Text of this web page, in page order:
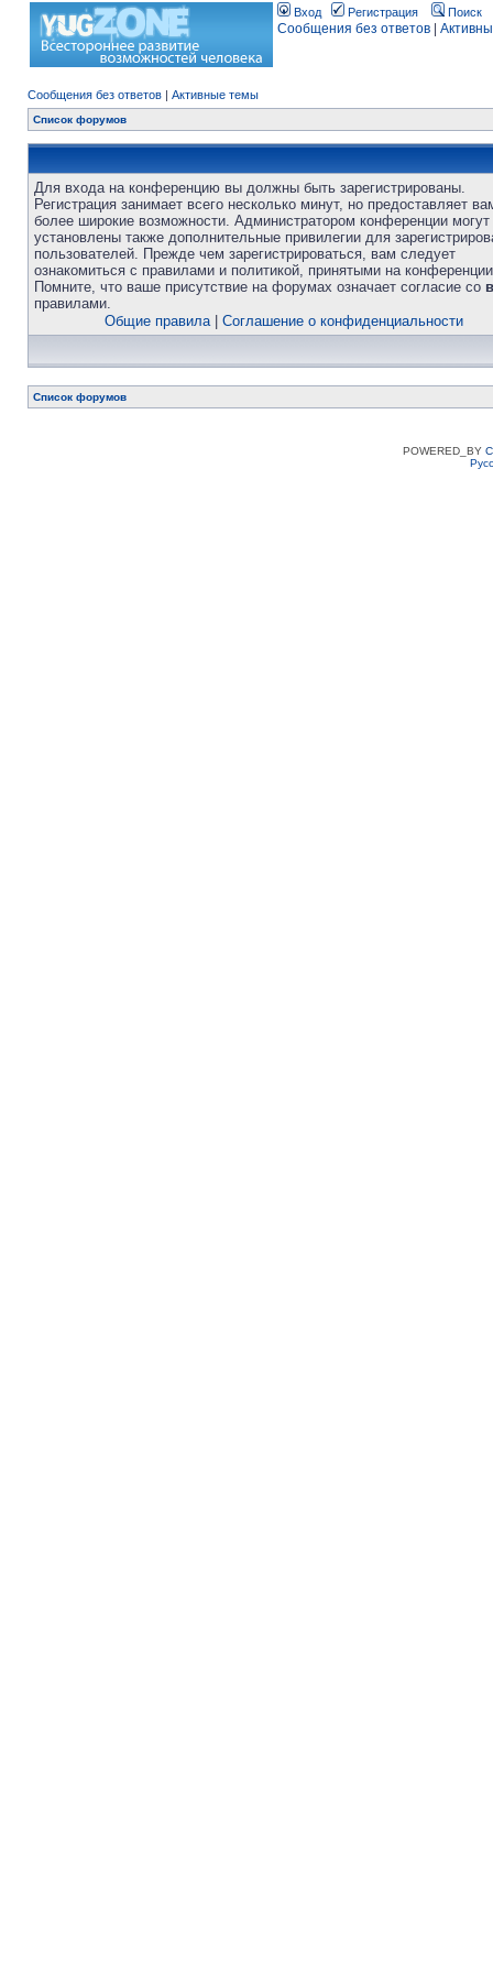
Вход Регистрация Поиск
Сообщения без ответов
Сообщения без ответов | Активные темы
Список форумов
Для входа на конференцию вы должны быть зарегистрированы.
Регистрация занимает всего несколько минут, но предоставляет
более широкие возможности. Администратором конференции
установлены также дополнительные привилегии для
пользователей. Прежде чем зарегистрироваться, вам следует
ознакомиться с правилами и политикой, принятыми на
Помните, что ваше присутствие на форумах означает согласие со
правилами.
Общие правила| Соглашение о конфиденциальности
Список форумов
POWERED_BY